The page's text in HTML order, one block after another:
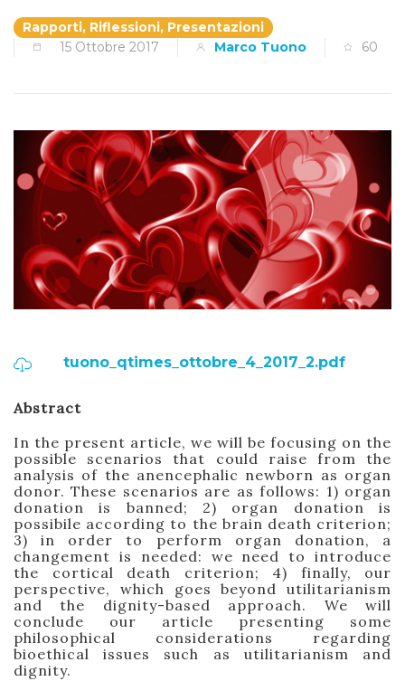
Rapporti, Riflessioni, Presentazioni
15 Ottobre 2017
Marco Tuono 60
tuono_qtimes_ottobre_4_2017_2.pdf
Abstract
In the present article, we will be focusing on the
possible scenarios that could raise from the
analysis of the anencephalic newborn as organ
donor. These scenarios are as follows: 1) organ
donation is banned; 2) organ donation is
possibile according to the brain death criterion;
3) in order to perform organ donation, a
changement is needed: we need to introduce
the cortical death criterion; 4) finally, our
perspective, which goes beyond utilitarianism
and the dignity-based approach. We will
conclude our article presenting some
philosophical considerations regarding
bioethical issues such as utilitarianism and
dignity.